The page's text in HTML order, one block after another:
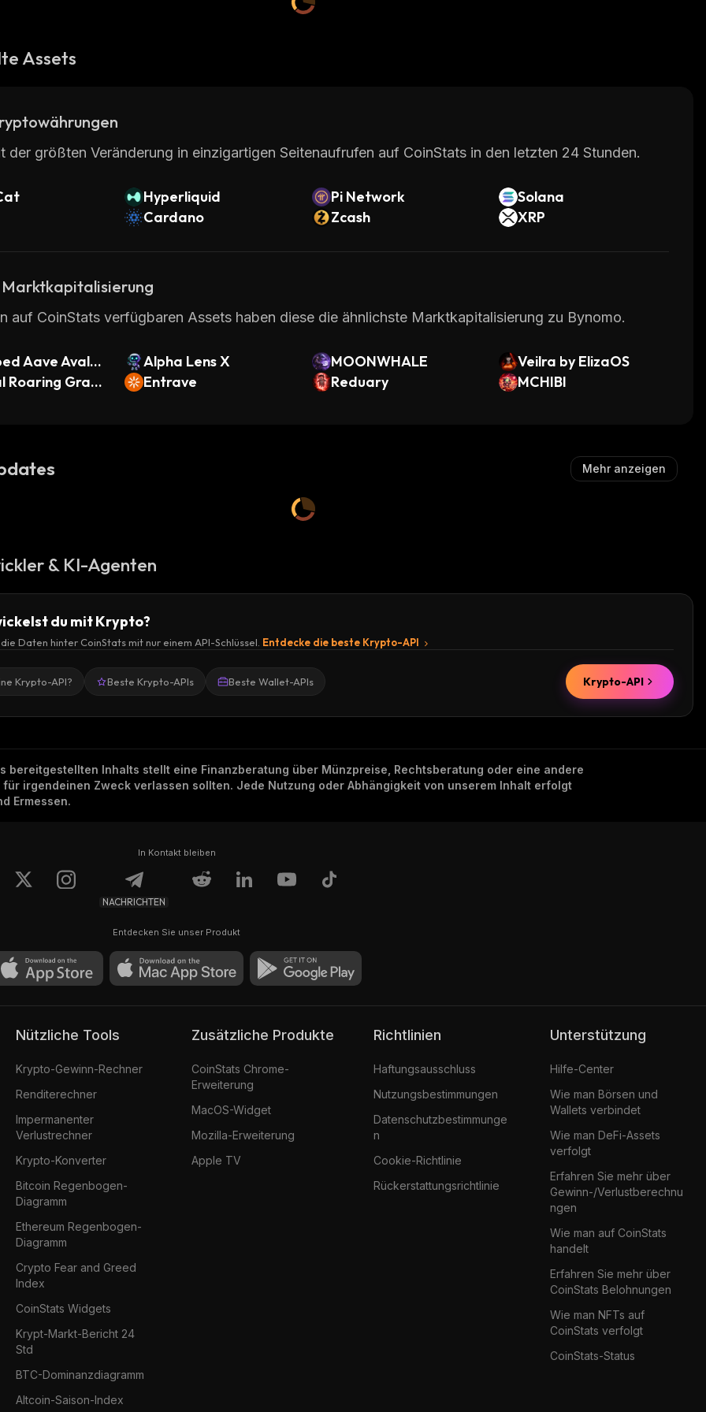
Assets
der größten Veränderung in einzigartigen Seitenaufrufen auf CoinStats in den letzten 24 Stunden.
Hyperliquid Pi Network
Solana
Cardano Zcash XRP
Marktkapitalisierung
auf CoinStats verfügbaren Assets haben diese die ähnlichste Marktkapitalisierung zu Bynomo.
Aave Avalan
Alpha Lens X MOONWHALE
Veilra by ElizaOS
Roaring Grann
Entrave Reduary MCHIBI
Mehr anzeigen
& KI-Agenten
du mit Krypto?
Daten hinter CoinStats mit nur einem API-Schlüssel. Entdecke die beste Krypto-API
Krypto-API? Beste Krypto-APIs Beste Wallet-APIs Krypto-API
bereitgestellten Inhalts stellt eine Finanzberatung über Münzpreise, Rechtsberatung oder eine andere
irgendeinen Zweck verlassen sollten. Jede Nutzung oder Abhängigkeit von unserem Inhalt erfolgt
Ermessen.
In Kontakt bleiben
NACHRICHTEN
Entdecken Sie unser Produkt
Nützliche Tools
Krypto-Gewinn-Rechner
Renditerechner
Impermanenter
Verlustrechner
Krypto-Konverter
Bitcoin Regenbogen-
Diagramm
Ethereum Regenbogen-
Diagramm
Crypto Fear and Greed
Index
CoinStats Widgets
Krypt-Markt-Bericht 24
Std
BTC-Dominanzdiagramm
Altcoin-Saison-Index
Zusätzliche Produkte
CoinStats Chrome-
Erweiterung
MacOS-Widget
Mozilla-Erweiterung
Apple TV
Richtlinien
Haftungsausschluss
Nutzungsbestimmungen
Datenschutzbestimmunge
n
Cookie-Richtlinie
Rückerstattungsrichtlinie
Unterstützung
Hilfe-Center
Wie man Börsen und
Wallets verbindet
Wie man DeFi-Assets
verfolgt
Erfahren Sie mehr über
Gewinn-/Verlustberechnu
ngen
Wie man auf CoinStats
handelt
Erfahren Sie mehr über
CoinStats Belohnungen
Wie man NFTs auf
CoinStats verfolgt
CoinStats-Status